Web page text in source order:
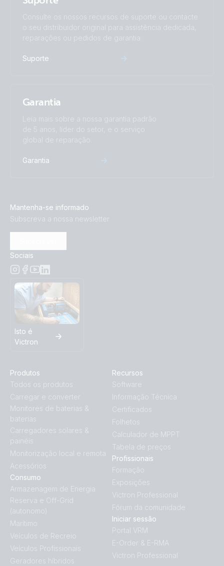
Consulte os nossos recursos de suporte ou contacte
o seu distribuidor original para assistência dedicada,
reparações ou pedidos de garantia.
Suporte
Garantia
Leia mais sobre a nossa garantia padrão
de 5 anos, líder do setor, e o serviço
global de reparação.
Garantia
Mantenha-se informado
Subscreva a nossa newsletter
Sociais
Isto é
Victron
Produtos
Todos os produtos
Carregar e converter
Monitores de baterias &
baterias
Carregadores solares &
painéis
Monitorização local e remota
Acessórios
Consumo
Armazenagem de Energia
Reserva e Off-Grid
(autonomo)
Marítimo
Veículos de Recreio
Veículos Profissionais
Geradores híbridos
Recursos
Software
Informação Técnica
Certificados
Folhetos
Calculador de MPPT
Tabela de preços
Profissionais
Formação
Exposições
Victron Professional
Fórum da comunidade
Iniciar sessão
Portal VRM
E-Order & E-RMA
Victron Professional